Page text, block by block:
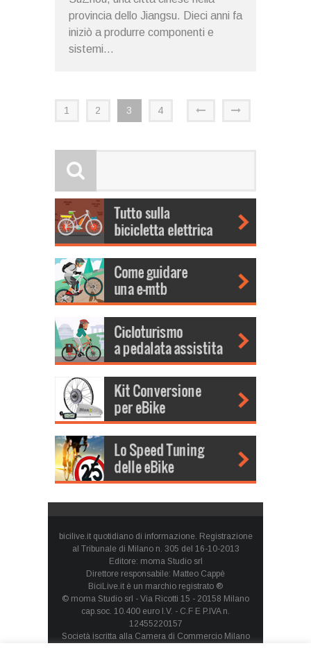
provincia dello Jiangsu. Dieci anni fa
iniziò a produrre componenti e
sistemi...
1 2 3 4
bicilive.it quotidiano di informazione. Registrazione
al Tribunale di Milano n. 305 del 16-10-2013
Editore: moma Studio srl
Direttore responsabile: Matteo Cappè
BiciLive.it è un marchio registrato ®
© moma Studio srl - Via Ricotti 15 - 20158 Milano
cap.soc. 10.400 euro I.V. - C.F E P.IVA n.
12455220157
Società iscritta alla Camera di Commercio Milano